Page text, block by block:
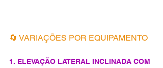
🔄 VARIAÇÕES POR EQUIPAMENTO
1. ELEVAÇÃO LATERAL INCLINADA COM